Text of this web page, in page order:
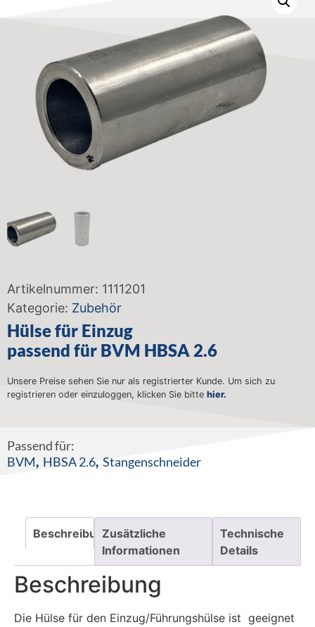
Artikelnummer: 1111201
Kategorie: Zubehör
Hülse für Einzug
passend für BVM HBSA 2.6
Unsere Preise sehen Sie nur als registrierter Kunde. Um sich zu
registrieren oder einzuloggen, klicken Sie bitte hier.
Passend für:
BVM, HBSA 2.6, Stangenschneider
BeschreibungZusätzliche
Informationen
Technische
Details
Beschreibung
Die Hülse für den Einzug/Führungshülse ist geeignet